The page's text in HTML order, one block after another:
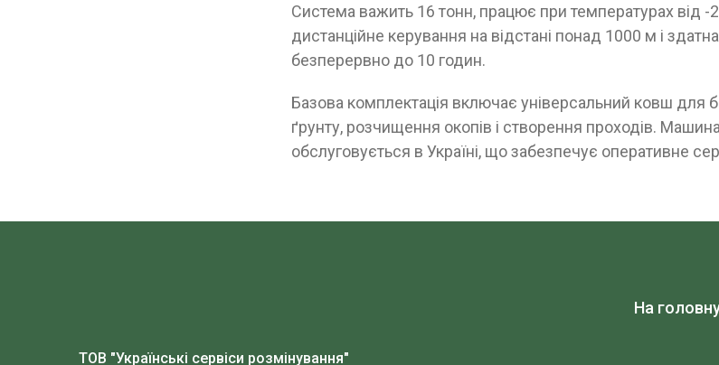
Система важить 16 тонн, працює при температурах від -
дистанційне керування на відстані понад 1000 м і
безперервно до 10 годин.
Базова комплектація включає універсальний ковш для
ґрунту, розчищення окопів і створення проходів.
обслуговується в Україні, що забезпечує оперативне
ТОВ "Українські сервіси розмінування"
На